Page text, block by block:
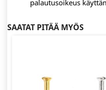
palautusoikeus
SAATAT PITÄÄ MYÖS